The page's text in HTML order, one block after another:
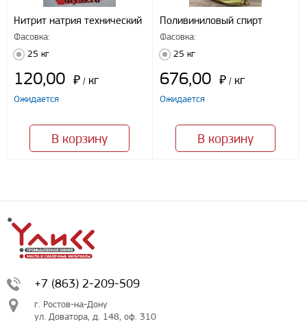
Нитрит натрия технический
Фасовка:
25 кг
120,00 ₽ / кг
Ожидается
В корзину
Поливиниловый спирт
Фасовка:
25 кг
676,00 ₽ / кг
Ожидается
В корзину
+7 (863) 2-209-509
г. Ростов-на-Дону
ул. Доватора, д. 148, оф. 310